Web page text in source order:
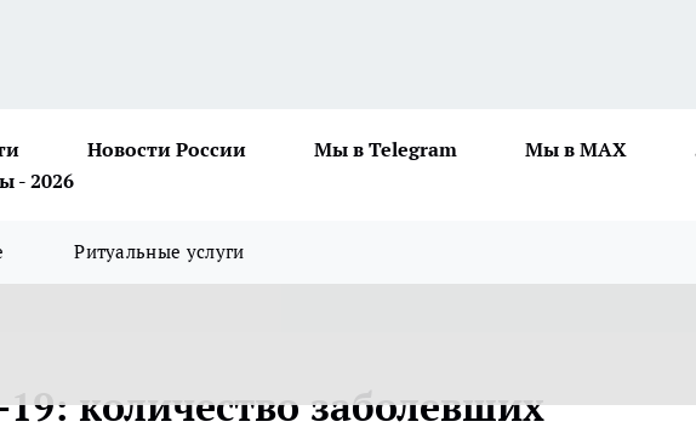
Новости России Мы в Telegram Мы в MAX
- 2026
Ритуальные услуги
количество заболевших